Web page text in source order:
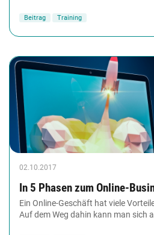
Beitrag Training
02.10.2017
In 5 Phasen zum Online-
Ein Online-Geschäft hat viele
Auf dem Weg dahin kann man sich